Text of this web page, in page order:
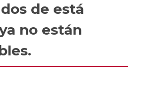
de está
no están